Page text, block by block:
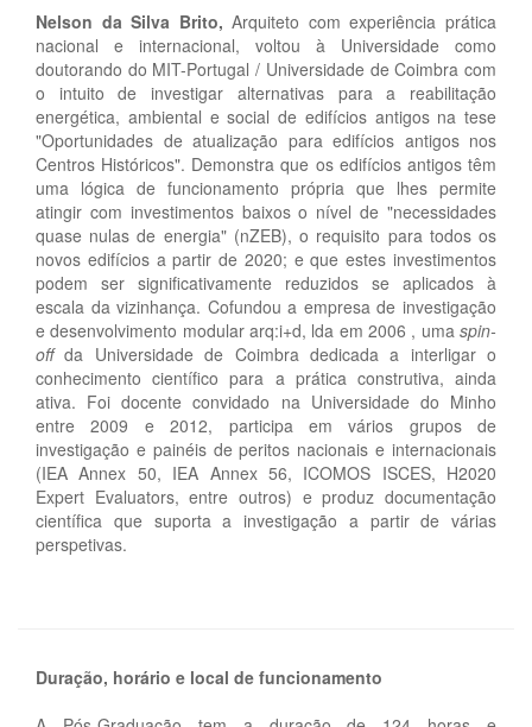
Nelson da Silva Brito,Arquiteto com experiência prática
nacional e internacional, voltou à Universidade como
doutorando do MIT-Portugal / Universidade de Coimbra com
o intuito de investigar alternativas para a reabilitação
energética, ambiental e social de edifícios antigos na tese
"Oportunidades de atualização para edifícios antigos nos
Centros Históricos". Demonstra que os edifícios antigos têm
uma lógica de funcionamento própria que lhes permite
atingir com investimentos baixos o nível de "necessidades
quase nulas de energia" (nZEB), o requisito para todos os
novos edifícios a partir de 2020; e que estes investimentos
podem ser significativamente reduzidos se aplicados à
escala da vizinhança. Cofundou a empresa de investigação
e desenvolvimento modular arq:i+d, lda em 2006 , uma spin-
offda Universidade de Coimbra dedicada a interligar o
conhecimento científico para a prática construtiva, ainda
ativa. Foi docente convidado na Universidade do Minho
entre 2009 e 2012, participa em vários grupos de
investigação e painéis de peritos nacionais e internacionais
(IEA Annex 50, IEA Annex 56, ICOMOS ISCES, H2020
Expert Evaluators, entre outros) e produz documentação
científica que suporta a investigação a partir de várias
perspetivas.
Duração, horário e local de funcionamento